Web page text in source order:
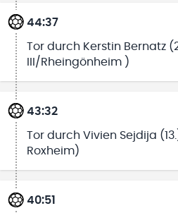
44:37
Tor durch Kerstin Bernatz
III/Rheingönheim )
43:32
Tor durch Vivien Sejdija
Roxheim)
40:51